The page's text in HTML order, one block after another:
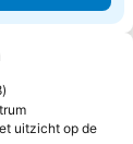
uitzicht op de